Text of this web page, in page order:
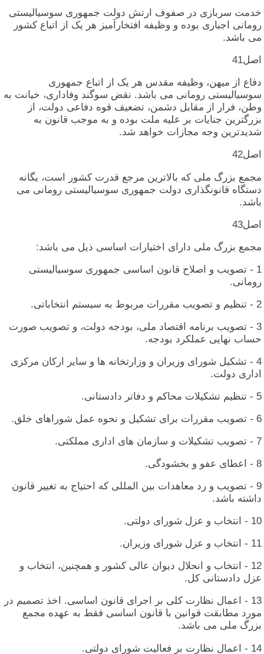
خدمت‏ سربازی‏ در صفوف‏ ارتش‏ دولت‏ جمهوری‏ سوسیالیستی‏
رومانی‏ اجباری‏ بوده‏ و وظیفه‏ افتخارآمیز هر یک‏ از اتباع‏ کشور
می‏ باشد.
اصل‏41
دفاع‏ از میهن‏، وظیفه‏ مقدس‏ هر یک‏ از اتباع‏ جمهوری‏
سوسیالیستی‏ رومانی‏ می‏ باشد. نقض‏ سوگند وفاداری‏، خیانت‏ به‏
وطن‏، فرار از مقابل‏ دشمن‏، تضعیف‏ قوه‏ دفاعی‏ دولت‏، از
بزرگترین‏ جنایات‏ بر علیه‏ ملت‏ بوده‏ و به‏ موجب‏ قانون‏ به‏
شدیدترین‏ وجه‏ مجازات‏ خواهد شد.
اصل‏42
مجمع بزرگ‏ ملی‏ که‏ بالاترین‏ مرجع قدرت‏ کشور است‏، یگانه‏
دستگاه‏ قانونگذاری‏ دولت‏ جمهوری‏ سوسیالیستی‏ رومانی‏ می‏
باشد.
اصل‏43
مجمع بزرگ‏ ملی‏ دارای‏ اختیارات‏ اساسی‏ ذیل‏ می‏ باشد:
1 - تصویب‏ و اصلاح‏ قانون‏ اساسی‏ جمهوری‏ سوسیالیستی‏
رومانی‏.
2 - تنظیم‏ و تصویب‏ مقررات‏ مربوط به‏ سیستم‏ انتخاباتی‏.
3 - تصویب‏ برنامه‏ اقتصاد ملی‏، بودجه‏ دولت‏، و تصویب‏ صورت‏
حساب‏ نهایی‏ عملکرد بودجه‏.
4 - تشکیل‏ شورای‏ وزیران‏ و وزارتخانه‏ ها و سایر ارکان‏ مرکزی‏
اداری‏ دولت‏.
5 - تنظیم‏ تشکیلات‏ محاکم‏ و دفاتر دادستانی‏.
6 - تصویب‏ مقررات‏ برای‏ تشکیل‏ و نحوه‏ عمل‏ شوراهای‏ خلق‏.
7 - تصویب‏ تشکیلات‏ و سازمان‏ های‏ اداری‏ مملکتی‏.
8 - اعطای‏ عفو و بخشودگی‏.
9 - تصویب‏ و رد معاهدات‏ بین‏ المللی‏ که‏ احتیاج‏ به‏ تغییر قانون‏
داشته‏ باشد.
10 - انتخاب‏ و عزل‏ شورای‏ دولتی‏.
11 - انتخاب‏ و عزل‏ شورای‏ وزیران‏.
12 - انتخاب‏ و انحلال‏ دیوان‏ عالی‏ کشور و همچنین‏، انتخاب‏ و
عزل‏ دادستانی‏ کل‏.
13 - اعمال‏ نظارت‏ کلی‏ بر اجرای‏ قانون‏ اساسی‏. اخذ تصمیم‏ در
مورد مطابقت‏ قوانین‏ با قانون‏ اساسی‏ فقط به‏ عهده‏ مجمع
بزرگ‏ ملی‏ می‏ باشد.
14 - اعمال‏ نظارت‏ بر فعالیت‏ شورای‏ دولتی‏.